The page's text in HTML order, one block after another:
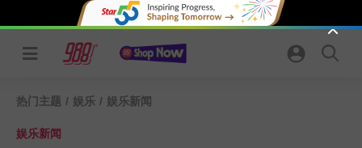
热门主题 / 娱乐 / 娱乐新闻
娱乐新闻